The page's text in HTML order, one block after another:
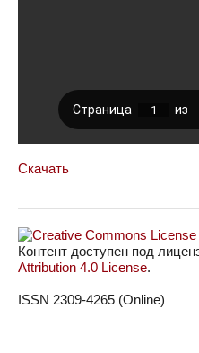
Скачать
Контент доступен под
Attribution 4.0 License.
ISSN 2309-4265 (Online)